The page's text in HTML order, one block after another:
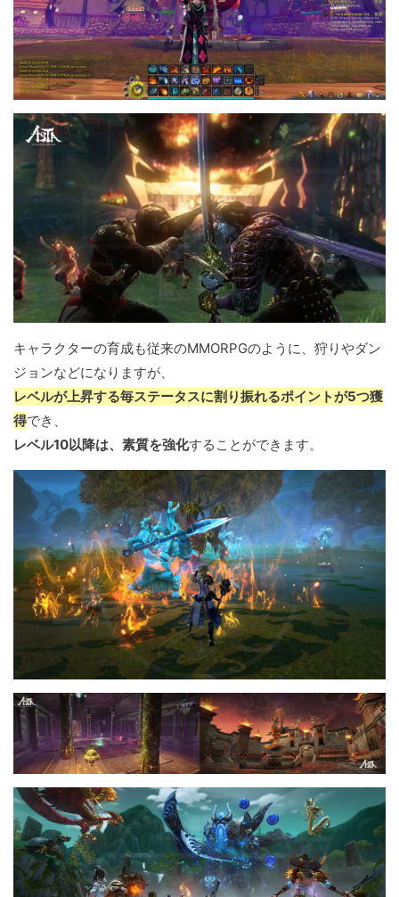
キャラクターの育成も従来のMMORPGのように、狩りやダン
ジョンなどになりますが、
レベルが上昇する毎ステータスに割り振れるポイントが5つ獲
得でき、
レベル10以降は、素質を強化することができます。